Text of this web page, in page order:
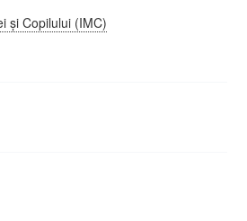
și Copilului (IMC)